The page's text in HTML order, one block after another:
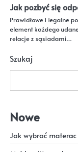
Jak pozbyć się
Prawidłowe i legalne
element każdego
relacje z sąsiadami…
Szukaj
Nowe
Jak wybrać materac